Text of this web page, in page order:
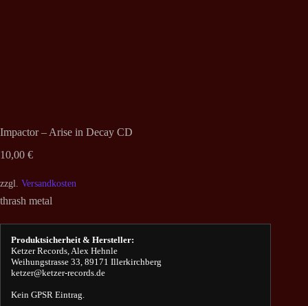
Impactor – Arise in Decay CD
10,00 €
zzgl. Versandkosten
thrash metal
Produktsicherheit & Hersteller:
Ketzer Records, Alex Hehnle
Weihungstrasse 33, 89171 Illerkirchberg
ketzer@ketzer-records.de
Kein GPSR Eintrag.